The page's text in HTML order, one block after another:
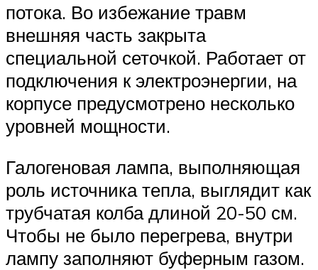
потока. Во избежание травм
внешняя часть закрыта
специальной сеточкой. Работает от
подключения к электроэнергии, на
корпусе предусмотрено несколько
уровней мощности.
Галогеновая лампа, выполняющая
роль источника тепла, выглядит как
трубчатая колба длиной 20-50 см.
Чтобы не было перегрева, внутри
лампу заполняют буферным газом.